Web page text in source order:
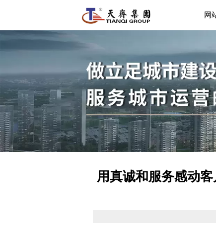
网
用真诚和服务感动